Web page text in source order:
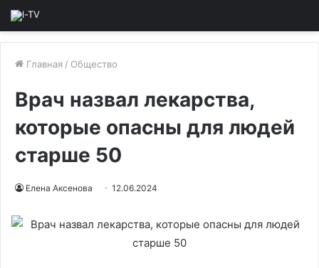
Главная / Общество
Врач назвал лекарства,
которые опасны для людей
старше 50
Елена Аксенова 12.06.2024